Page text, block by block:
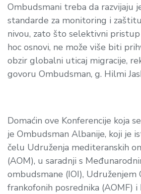
Ombudsmani treba da razvijaju
standarde za monitoring i
nivou, zato što selektivni
hoc osnovi, ne može više biti
obzir globalni uticaj migracije,
govoru Ombudsman, g. Hilmi
Domaćin ove Konferencije koja
je Ombudsman Albanije, koji je
čelu Udruženja mediteranskih
(AOM), u saradnji s
ombudsmane (IOI), Udruženjem
frankofonih posrednika (AOMF) i